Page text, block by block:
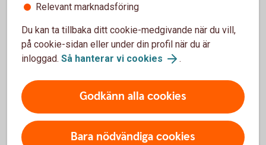
den dag banken försattes i konkurs eller
Investerarskyddet
Relevant marknadsföring
Du kan ta tillbaka ditt cookie-medgivande när du vill,
på cookie-sidan eller under din profil när du är
inloggad. Så hanterar vi cookies .
Godkänn alla cookies
Bara nödvändiga cookies